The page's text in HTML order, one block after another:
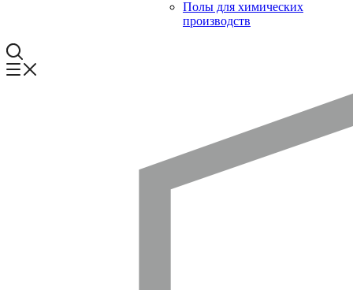
Полы для химических
производств